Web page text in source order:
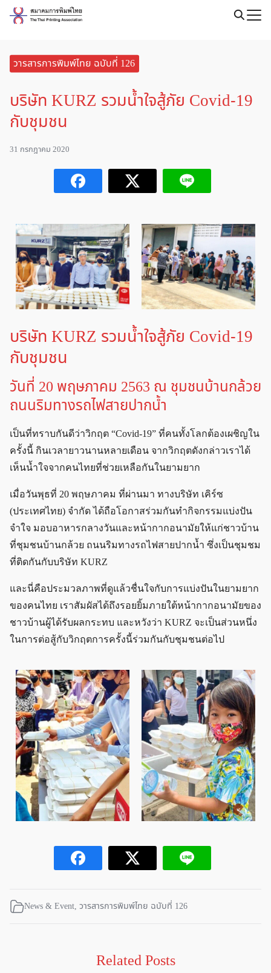
Skip
วารสารการพิมพ์ไทย ฉบับที่ 126
บริษัท KURZ รวมน้ำใจสู้ภัย Covid-19
กับชุมชน
31 กรกฎาคม 2020
บริษัท KURZ รวมน้ำใจสู้ภัย Covid-19
กับชุมชน
วันที่ 20 พฤษภาคม 2563 ณ ชุมชนบ้านกล้วย
ถนนริมทางรถไฟสายปากน้ำ
เป็นที่ทราบกันดีว่าวิกฤต “Covid-19” ที่คนทั้งโลกต้องเผชิญใน
ครั้งนี้ กินเวลายาวนานหลายเดือน จากวิกฤตดังกล่าวเราได้
เห็นน้ำใจจากคนไทยที่ช่วยเหลือกันในยามยาก
เมื่อวันพุธที่ 20 พฤษภาคม ที่ผ่านมา ทางบริษัท เคิร์ซ
(ประเทศไทย) จำกัด ได้ถือโอกาสร่วมกันทำกิจกรรมแบ่งปัน
จำใจ มอบอาหารกลางวันและหน้ากากอนามัยให้แก่ชาวบ้าน
ที่ชุมชนบ้านกล้วย ถนนริมทางรถไฟสายปากน้ำ ซึ่งเป็นชุมชม
ที่ติดกันกับบริษัท KURZ
และนี่คือประมวลภาพที่ดูแล้วชื่นใจกับการแบ่งปันในยามยาก
ของคนไทย เราสัมผัสได้ถึงรอยยิ้มภายใต้หน้ากากอนามัยของ
ชาวบ้านผู้ได้รับผลกระทบ และหวังว่า KURZ จะเป็นส่วนหนึ่ง
ในการต่อสู้กับวิกฤตการครั้งนี้ร่วมกันกับชุมชนต่อไป
News & Event, วารสารการพิมพ์ไทย ฉบับที่ 126
Related Posts